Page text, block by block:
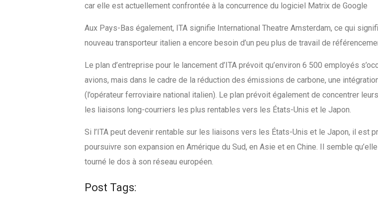
car elle est actuellement confrontée à la concurrence du logiciel Matrix de Google
Aux Pays-Bas également, ITA signifie International Theatre Amsterdam, ce qui
nouveau transporteur italien a encore besoin d’un peu plus de travail de
Le plan d’entreprise pour le lancement d’ITA prévoit qu’environ 6 500 employés
avions, mais dans le cadre de la réduction des émissions de carbone, une
(l’opérateur ferroviaire national italien). Le plan prévoit également de concentrer
les liaisons long-courriers les plus rentables vers les États-Unis et le Japon.
Si l’ITA peut devenir rentable sur les liaisons vers les États-Unis et le Japon, il est
poursuivre son expansion en Amérique du Sud, en Asie et en Chine. Il semble
tourné le dos à son réseau européen.
Post Tags: